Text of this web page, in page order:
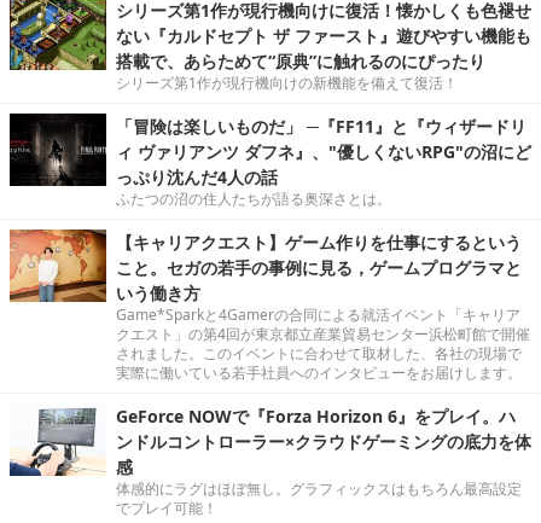
シリーズ第1作が現行機向けに復活！懐かしくも色褪せ
ない『カルドセプト ザ ファースト』遊びやすい機能も
搭載で、あらためて“原典”に触れるのにぴったり
シリーズ第1作が現行機向けの新機能を備えて復活！
「冒険は楽しいものだ」 ─『FF11』と『ウィザードリ
ィ ヴァリアンツ ダフネ』、"優しくないRPG"の沼にど
っぷり沈んだ4人の話
ふたつの沼の住人たちが語る奥深さとは。
【キャリアクエスト】ゲーム作りを仕事にするという
こと。セガの若手の事例に見る，ゲームプログラマと
いう働き方
Game*Sparkと4Gamerの合同による就活イベント「キャリア
クエスト」の第4回が東京都立産業貿易センター浜松町館で開催
されました。このイベントに合わせて取材した、各社の現場で
実際に働いている若手社員へのインタビューをお届けします。
GeForce NOWで『Forza Horizon 6』をプレイ。ハ
ンドルコントローラー×クラウドゲーミングの底力を体
感
体感的にラグはほぼ無し。グラフィックスはもちろん最高設定
でプレイ可能！